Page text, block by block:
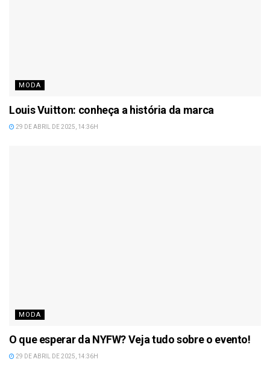
MODA
Louis Vuitton: conheça a história da marca
29 DE ABRIL DE 2025, 14:36H
MODA
O que esperar da NYFW? Veja tudo sobre o evento!
29 DE ABRIL DE 2025, 14:36H